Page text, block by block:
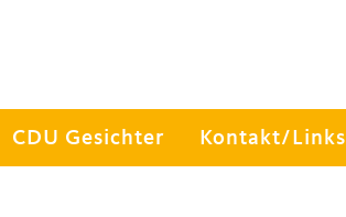
CDU Gesichter Kontakt/Links